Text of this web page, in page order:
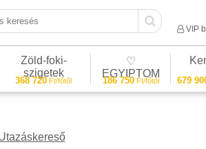
VIP
Zöld-foki-
szigetek
368 720 Ft/főtől
♡
EGYIPTOM
186 750Ft/főtől 679